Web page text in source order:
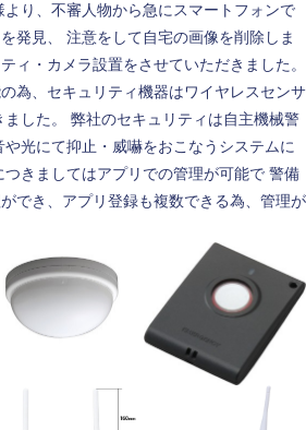
り、不審人物から急にスマートフォンで
発見、 注意をして自宅の画像を削除しま
ィ・カメラ設置をさせていただきました。
為、セキュリティ機器はワイヤレスセンサ
した。 弊社のセキュリティは自主機械警
光にて抑止・威嚇をおこなうシステムに
きましてはアプリでの管理が可能で 警備
でき、アプリ登録も複数できる為、管理が